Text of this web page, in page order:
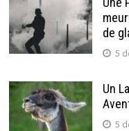
de
5
Un
5